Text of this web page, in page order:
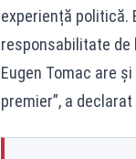
experiență politică.
responsabilitate de
Eugen Tomac are
premier”, a